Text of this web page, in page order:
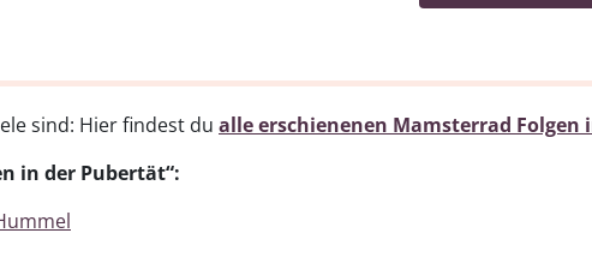
sind: Hier findest du alle erschienenen Mamsterrad Folgen
in der Pubertät“: